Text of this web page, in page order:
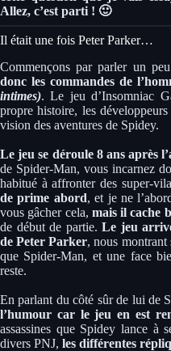
Allez, c’est parti ! 🙂
Il était une fois Peter Parker…
Commençons par parler un
donc les commandes de
intimes). Le jeu d’Insomniac
propre histoire, les
vision des aventures de Spidey.
Le jeu se déroule 8 ans après
de Spider-Man, vous incarnez
habitué à affronter des super-
de prime abord, et je ne
vous gâcher cela, mais il cache
de début de partie. Le jeu
de Peter Parker, nous montrant
que Spider-Man, et une face
reste.
En parlant du côté sûr de lui de
l’humour car le jeu en est
assassines que Spidey lance à
divers PNJ, les différentes